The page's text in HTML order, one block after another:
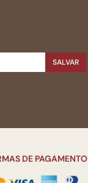
SALVAR
DE PAGAMENTO